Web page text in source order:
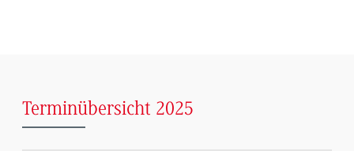
Terminübersicht 2025